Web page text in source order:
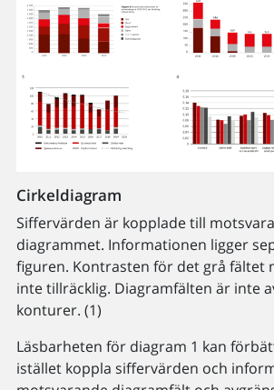
Cirkeldiagram
Siffervärden är kopplade till
diagrammet. Informationen ligger
figuren. Kontrasten för det grå fältet
inte tillräcklig. Diagramfälten är inte
konturer. (1)
Läsbarheten för diagram 1 kan
istället koppla siffervärden och